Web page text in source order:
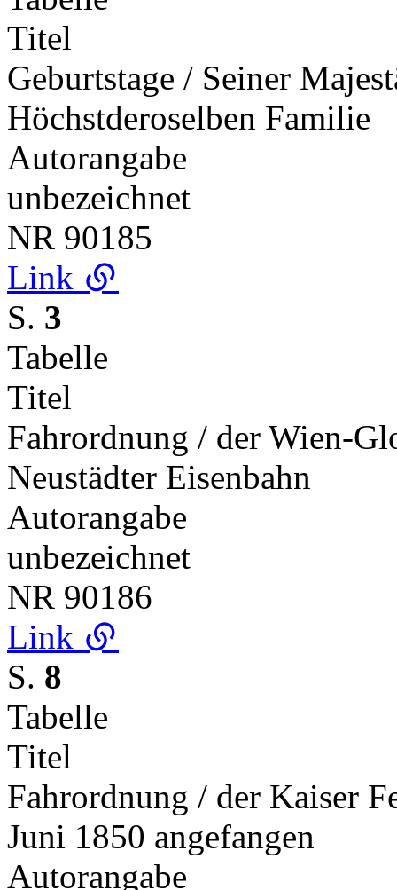
Titel
Geburtstage / Seiner
Höchstderoselben Familie
Autorangabe
unbezeichnet
NR 90185
Link
S. 3
Tabelle
Titel
Fahrordnung / der Wien-
Neustädter Eisenbahn
Autorangabe
unbezeichnet
NR 90186
Link
S. 8
Tabelle
Titel
Fahrordnung / der Kaiser
Juni 1850 angefangen
Autorangabe